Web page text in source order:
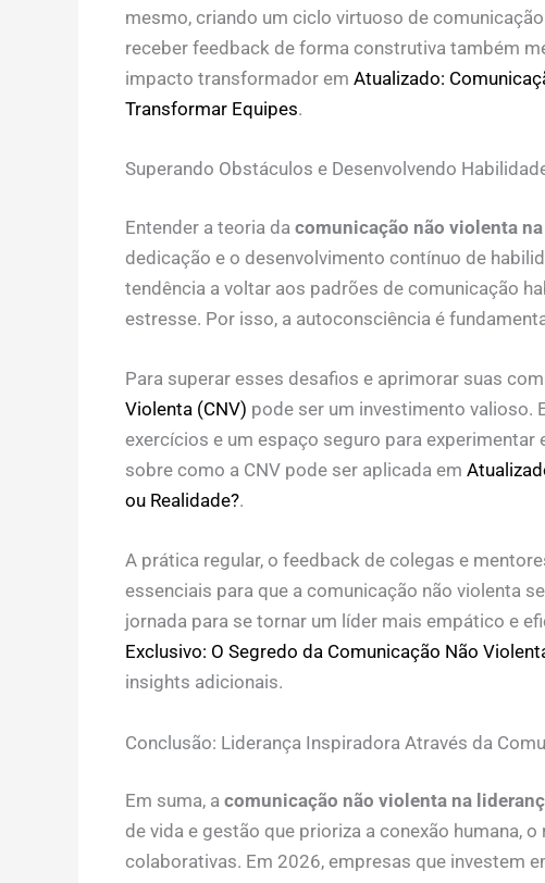
mesmo, criando um ciclo virtuoso de
receber feedback de forma construtiva também
impacto transformador em Atualizado:
Transformar Equipes.
Superando Obstáculos e Desenvolvendo
Entender a teoria da comunicação não violenta
dedicação e o desenvolvimento contínuo de
tendência a voltar aos padrões de comunicação
estresse. Por isso, a autoconsciência é
Para superar esses desafios e aprimorar suas
Violenta (CNV) pode ser um investimento valioso.
exercícios e um espaço seguro para experimentar
sobre como a CNV pode ser aplicada em
ou Realidade?.
A prática regular, o feedback de colegas e
essenciais para que a comunicação não violenta
jornada para se tornar um líder mais empático e
Exclusivo: O Segredo da Comunicação Não
insights adicionais.
Conclusão: Liderança Inspiradora Através da
Em suma, a comunicação não violenta na
de vida e gestão que prioriza a conexão humana,
colaborativas. Em 2026, empresas que investem